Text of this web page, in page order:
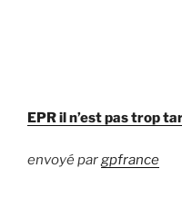
EPR il n’est pas trop
envoyé pargpfrance